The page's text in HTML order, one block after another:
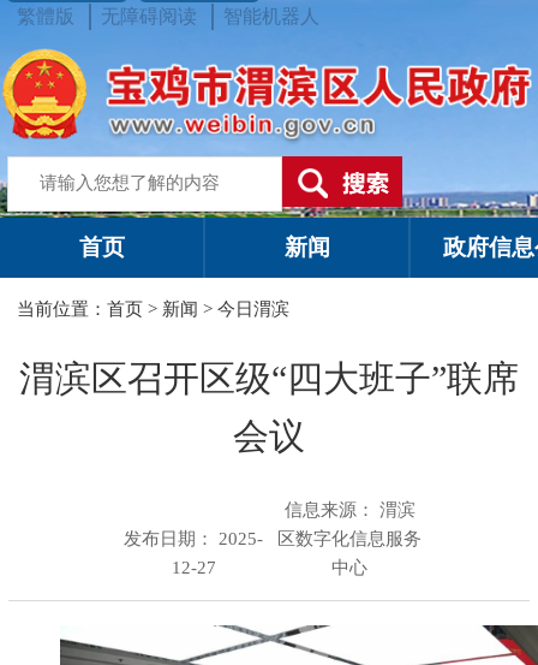
繁體版 无障碍阅读 智能机器人
首页 新闻 政府信
当前位置：首页 > 新闻 >今日渭滨
渭滨区召开区级“四大班子”联席
会议
发布日期： 2025-
12-27
信息来源： 渭滨
区数字化信息服务
中心